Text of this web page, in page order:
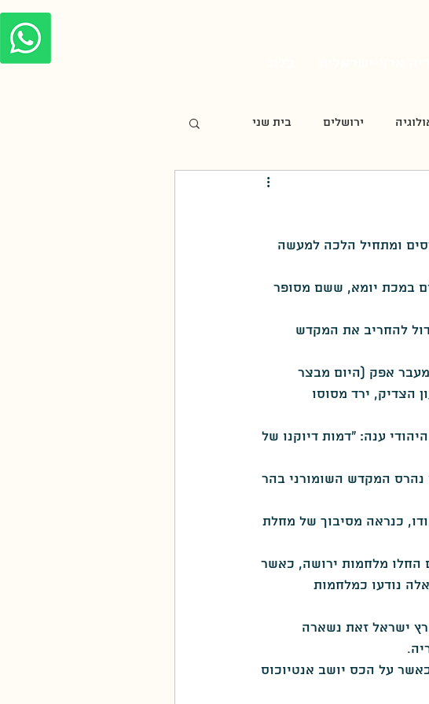
ירושלים בית שני
התקופה הצלבנית
סגולה
הפרסים ומתחיל הלכה למעשה
במכת יומא, ששם מסופר
להחריב את המקדש
אפק (היום מבצר
הצדיק, ירד מסוסו
ענה: "דמות דיוקנו של
המקדש השומורני בהר
כנראה מסיבוך של מחלת
החלו מלחמות ירושה, כאשר
נודעו כמלחמות
ישראל זאת נשארה
מתרכז בבית סלווקוס, כאשר על הכס יושב אנטיוכוס